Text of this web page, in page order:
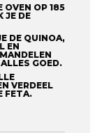
OVEN OP 185
JE DE
DE QUINOA,
EN
GOED.
VERDEEL
FETA.